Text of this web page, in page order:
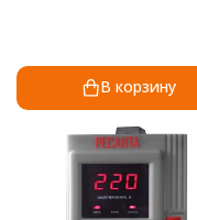
В корзину